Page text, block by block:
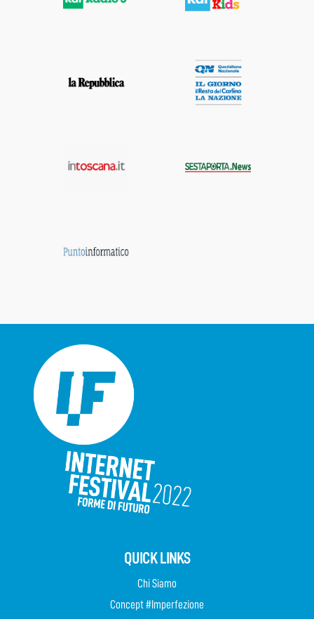
QUICK LINKS
Chi Siamo
Concept #Imperfezione